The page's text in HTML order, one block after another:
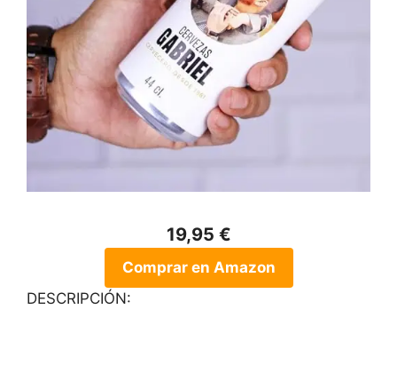
19,95 €
Comprar en Amazon
DESCRIPCIÓN: